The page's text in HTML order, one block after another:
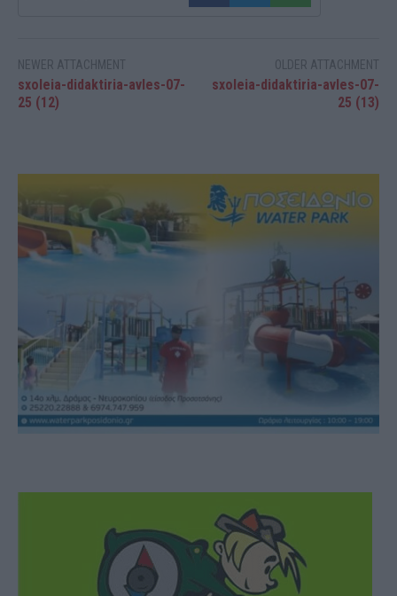
NEWER ATTACHMENT
sxoleia-didaktiria-avles-07-
25 (12)
OLDER ATTACHMENT
sxoleia-didaktiria-avles-07-
25 (13)